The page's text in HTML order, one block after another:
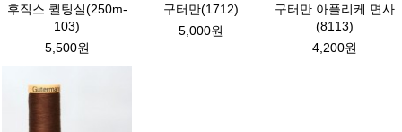
후직스 퀼팅실(250m-
103)
5,500원
구터만(1712)
5,000원
구터만 아플리케 면사
(8113)
4,200원